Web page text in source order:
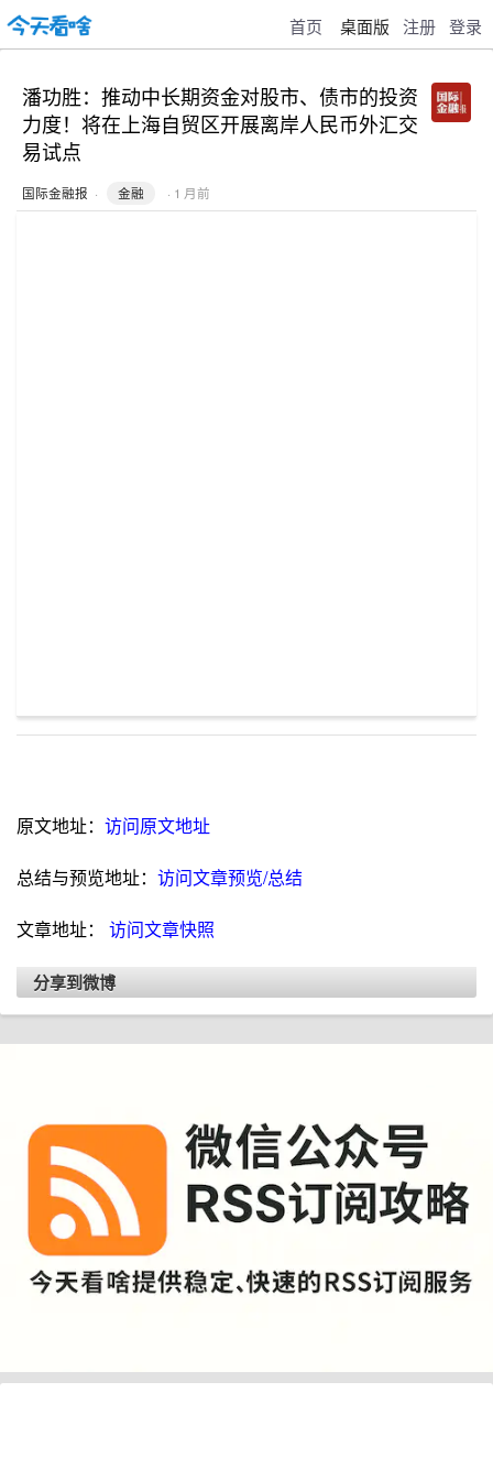
首页 桌面版 注册 登录
潘功胜：推动中长期资金对股市、债市的投资
力度！将在上海自贸区开展离岸人民币外汇交
易试点
国际金融报 · 金融 · 1 月前
原文地址： 访问原文地址
总结与预览地址： 访问文章预览/总结
文章地址： 访问文章快照
分享到微博